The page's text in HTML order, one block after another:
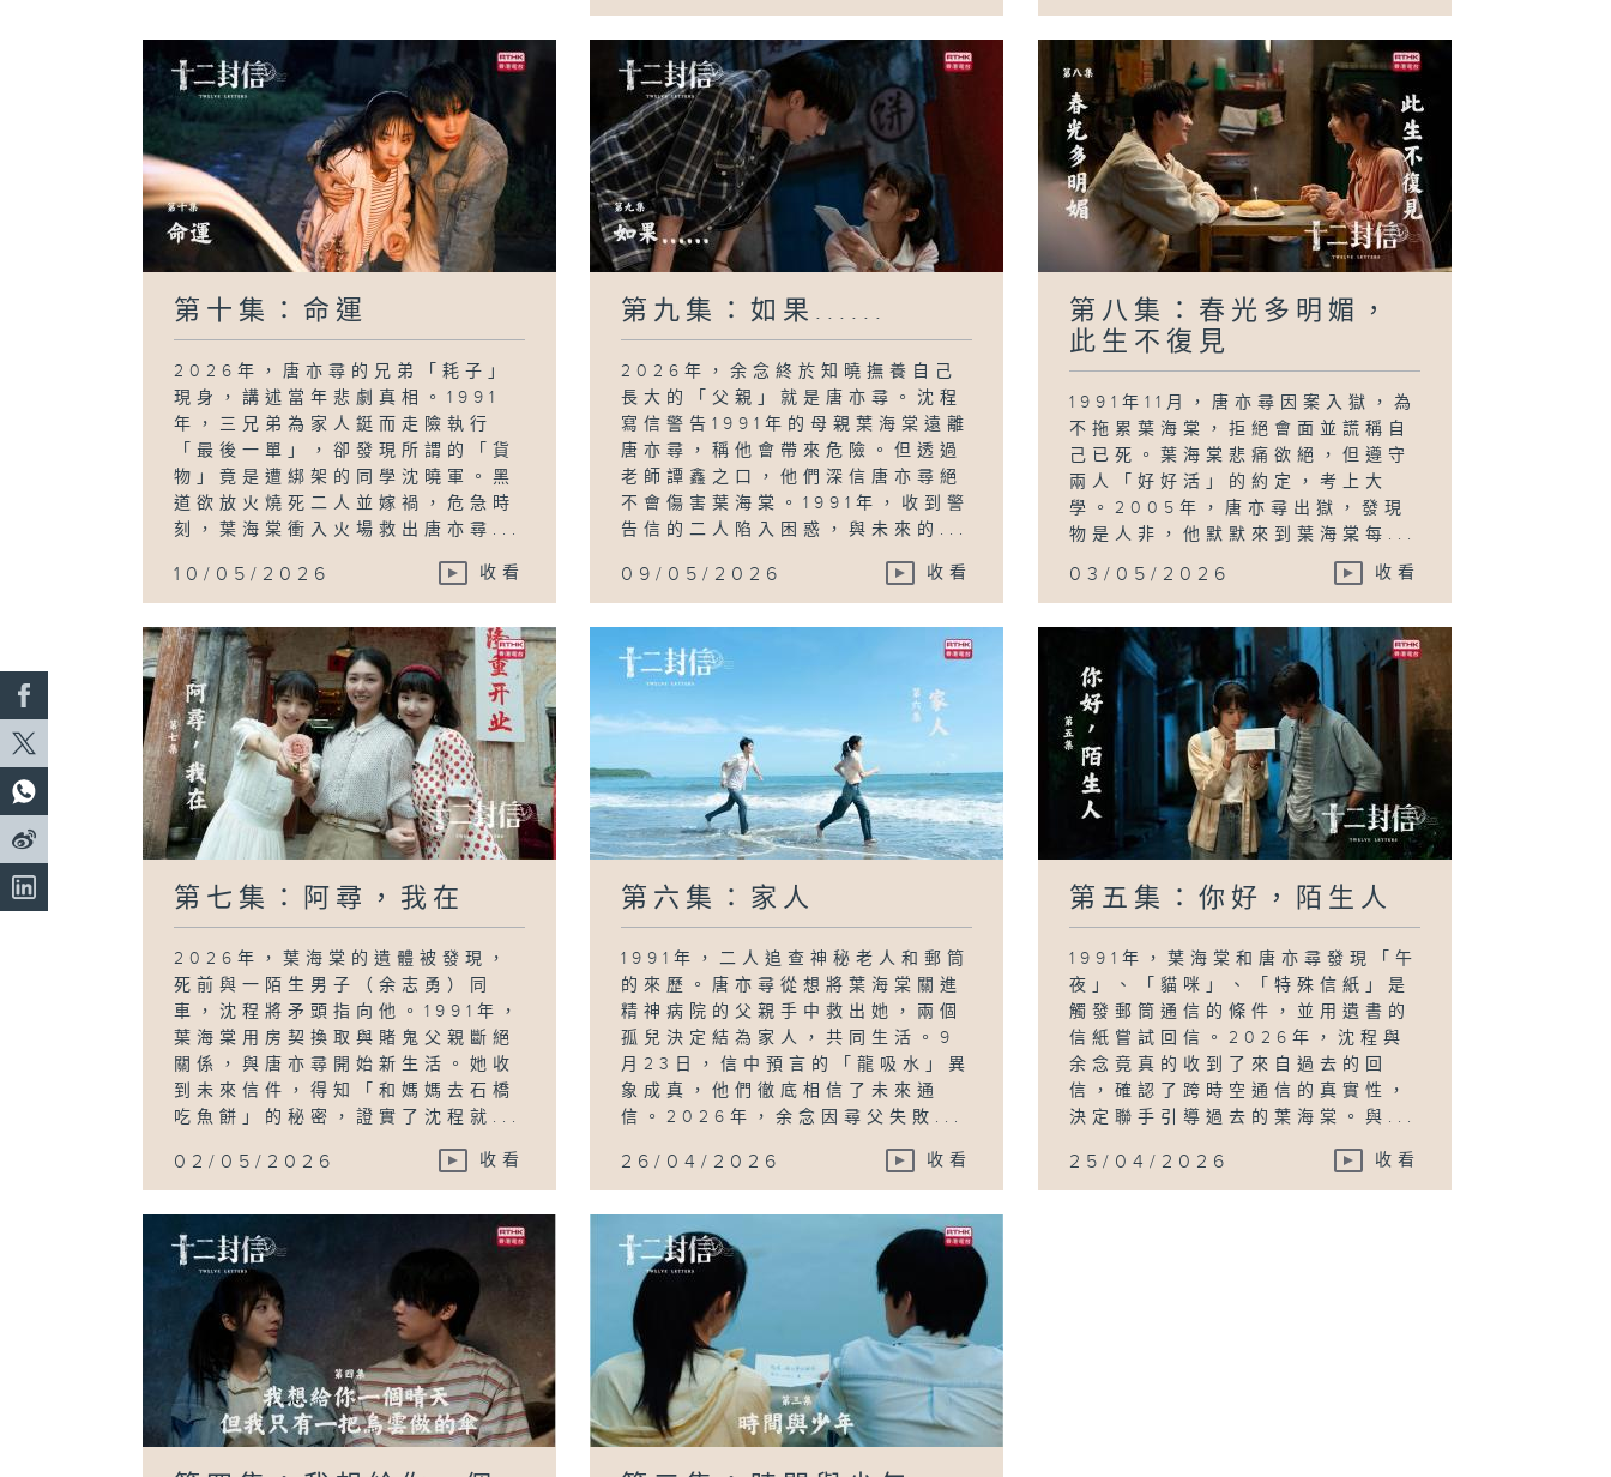
第十集：命運
2026年，唐亦尋的兄弟「耗子」
現身，講述當年悲劇真相。1991
年，三兄弟為家人鋌而走險執行
「最後一單」，卻發現所謂的「貨
物」竟是遭綁架的同學沈曉軍。黑
道欲放火燒死二人並嫁禍，危急時
刻，葉海棠衝入火場救出唐亦尋...
10/05/2026 收看
第九集：如果......
2026年，余念終於知曉撫養自己
長大的「父親」就是唐亦尋。沈程
寫信警告1991年的母親葉海棠遠離
唐亦尋，稱他會帶來危險。但透過
老師譚鑫之口，他們深信唐亦尋絕
不會傷害葉海棠。1991年，收到警
告信的二人陷入困惑，與未來的...
09/05/2026 收看
第八集：春光多明媚，
此生不復見
1991年11月，唐亦尋因案入獄，為
不拖累葉海棠，拒絕會面並謊稱自
己已死。葉海棠悲痛欲絕，但遵守
兩人「好好活」的約定，考上大
學。2005年，唐亦尋出獄，發現
物是人非，他默默來到葉海棠每...
03/05/2026 收看
第七集：阿尋，我在
2026年，葉海棠的遺體被發現，
死前與一陌生男子（余志勇）同
車，沈程將矛頭指向他。1991年，
葉海棠用房契換取與賭鬼父親斷絕
關係，與唐亦尋開始新生活。她收
到未來信件，得知「和媽媽去石橋
吃魚餅」的秘密，證實了沈程就...
02/05/2026 收看
第六集：家人
1991年，二人追查神秘老人和郵筒
的來歷。唐亦尋從想將葉海棠關進
精神病院的父親手中救出她，兩個
孤兒決定結為家人，共同生活。9
月23日，信中預言的「龍吸水」異
象成真，他們徹底相信了未來通
信。2026年，余念因尋父失敗...
26/04/2026 收看
第五集：你好，陌生人
1991年，葉海棠和唐亦尋發現「午
夜」、「貓咪」、「特殊信紙」是
觸發郵筒通信的條件，並用遺書的
信紙嘗試回信。2026年，沈程與
余念竟真的收到了來自過去的回
信，確認了跨時空通信的真實性，
決定聯手引導過去的葉海棠。與...
25/04/2026 收看